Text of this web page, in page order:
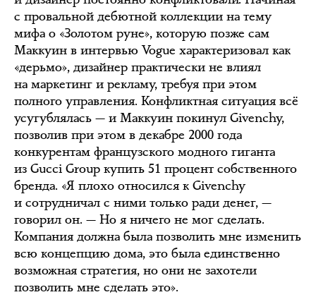
с провальной дебютной коллекции на тему
мифа о «Золотом руне», которую позже сам
Маккуин в интервью Vogue характеризовал как
«дерьмо», дизайнер практически не влиял
на маркетинг и рекламу, требуя при этом
полного управления. Конфликтная ситуация всё
усугублялась — и Маккуин покинул Givenchy,
позволив при этом в декабре 2000 года
конкурентам французского модного гиганта
из Gucci Group купить 51 процент собственного
бренда. «Я плохо относился к Givenchy
и сотрудничал с ними только ради денег, —
говорил он. — Но я ничего не мог сделать.
Компания должна была позволить мне изменить
всю концепцию дома, это была единственно
возможная стратегия, но они не захотели
позволить мне сделать это».